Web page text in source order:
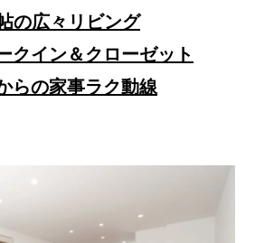
の広々リビング
クイン＆クローゼット
らの家事ラク動線